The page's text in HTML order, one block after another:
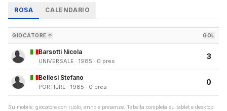
ROSA CALENDARIO
GIOCATORE ↑ GOL
Barsotti Nicola
UNIVERSALE · 1985 · 0 pres
3
Bellesi Stefano
PORTIERE · 1985 · 0 pres
0
Su mobile: giocatore con ruolo, anno e presenze. Tabella completa su tablet e desktop.